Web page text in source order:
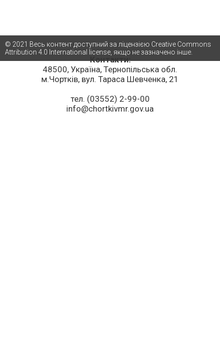
Контакти:
48500, Україна, Тернопільська обл.
м.Чортків, вул. Тараса Шевченка, 21
тел. (03552) 2-99-00
info@chortkivmr.gov.ua
© 2021 Весь контент доступний за ліцензією Creative Commons
Attribution 4.0 International license, якщо не зазначено інше.